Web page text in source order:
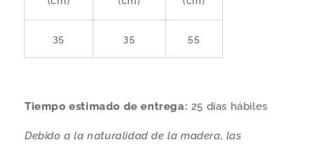
35 35 55
Tiempo estimado de entrega: 25 días hábiles
Debido a la naturalidad de la madera, las